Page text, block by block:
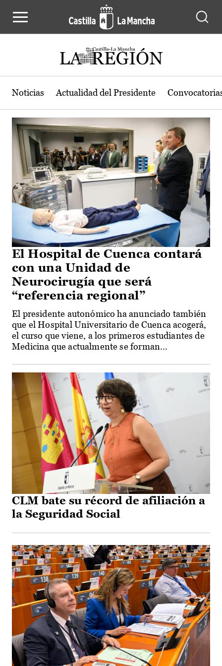
Actualidad de la región de Castilla-
Noticias Actualidad del Presidente
El Hospital de Cuenca contará
con una Unidad de
Neurocirugía que será
“referencia regional”
El presidente autonómico ha anunciado también
que el Hospital Universitario de Cuenca acogerá,
el curso que viene, a los primeros estudiantes de
Medicina que actualmente se forman...
CLM bate su récord de afiliación a
la Seguridad Social